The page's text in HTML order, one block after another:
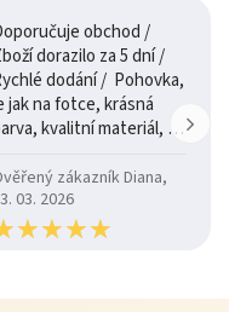
obchod /
dorazilo za 5 dní /
dodání / Pohovka,
jak na fotce, krásná
kvalitní materiál, a
zákazník Diana,
03. 2026
★★★★
★★★★